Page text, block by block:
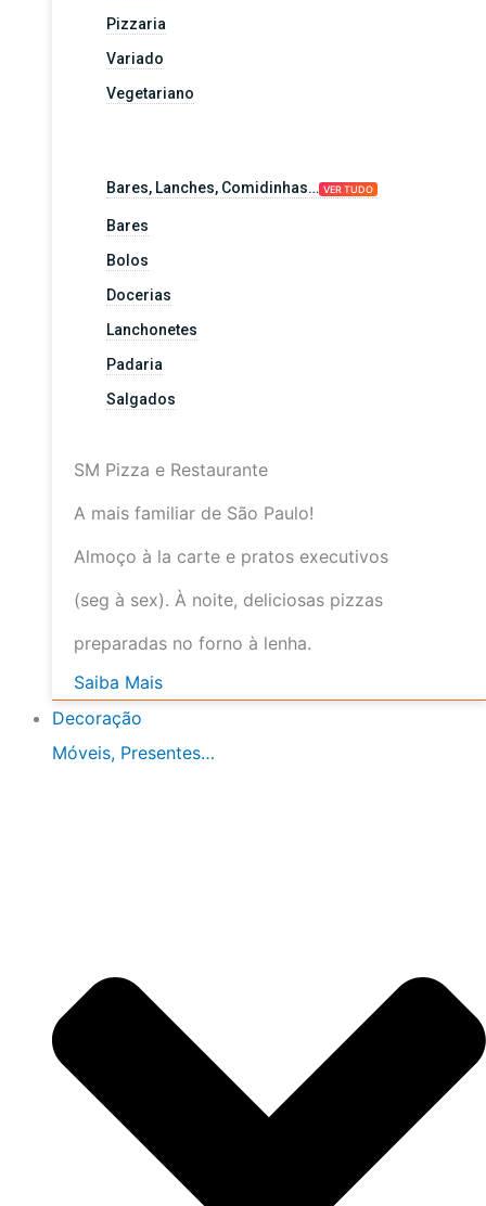
Pizzaria
Variado
Vegetariano
Bares, Lanches, Comidinhas… VER TUDO
Bares
Bolos
Docerias
Lanchonetes
Padaria
Salgados
SM Pizza e Restaurante
A mais familiar de São Paulo!
Almoço à la carte e pratos executivos
(seg à sex). À noite, deliciosas pizzas
preparadas no forno à lenha.
Saiba Mais
Decoração
Móveis, Presentes…